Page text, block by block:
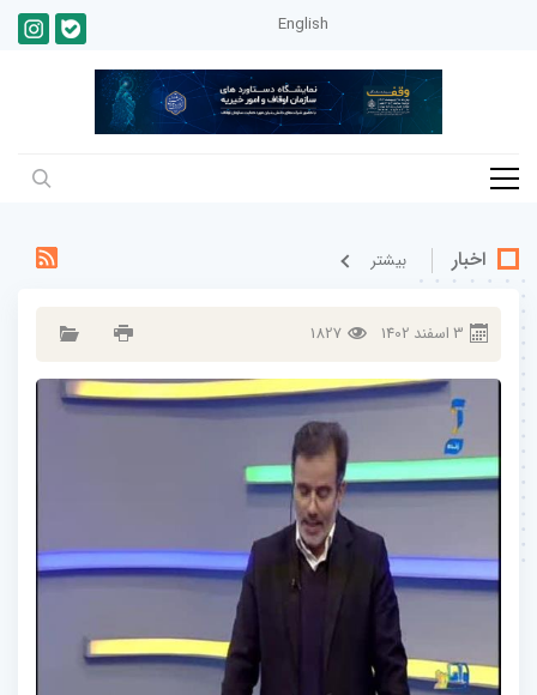
English
اخبار بيشتر
3اسفند 1402
1827